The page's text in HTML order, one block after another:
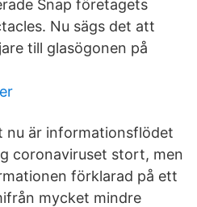
Snap företagets
Nu sägs det att
till glasögonen på
nu är informationsflödet
coronaviruset stort, men
förklarad på ett
mycket mindre